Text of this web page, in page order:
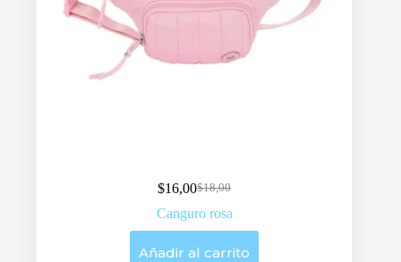
$18,00
Original
price
$16,00Current
price
Canguro rosa
Añadir al carrito